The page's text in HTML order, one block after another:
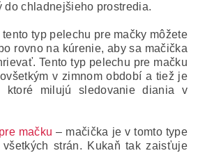
do chladnejšieho prostredia.
tento typ pelechu pre mačky môžete
rovno na kúrenie, aby sa mačička
Tento typ pelechu pre mačku
v zimnom období a tiež je
ktoré milujú sledovanie diania v
mačku – mačička je v tomto type
strán. Kukaň tak zaisťuje